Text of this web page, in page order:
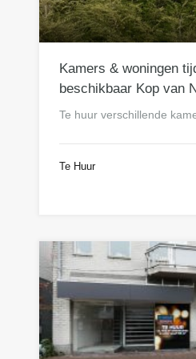
Kamers & woningen
beschikbaar Kop van
Te huur verschillende
Te Huur